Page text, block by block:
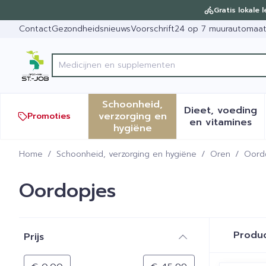
Gratis lokale
ContactGezondheidsnieuwsVoorschrift24 op 7 muurautomaat
Product, merk, categorie...
Vi
Promoties
Schoonheid,
verzorging en
hygiëneToon submenu voor
Dieet, voeding
en vitamines
Toon
Home / Schoonheid, verzorging en hygiëne / Oren /
Oordopjes
Prijs